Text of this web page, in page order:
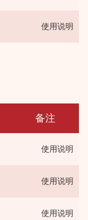
使用说明
备注
使用说明
使用说明
使用说明